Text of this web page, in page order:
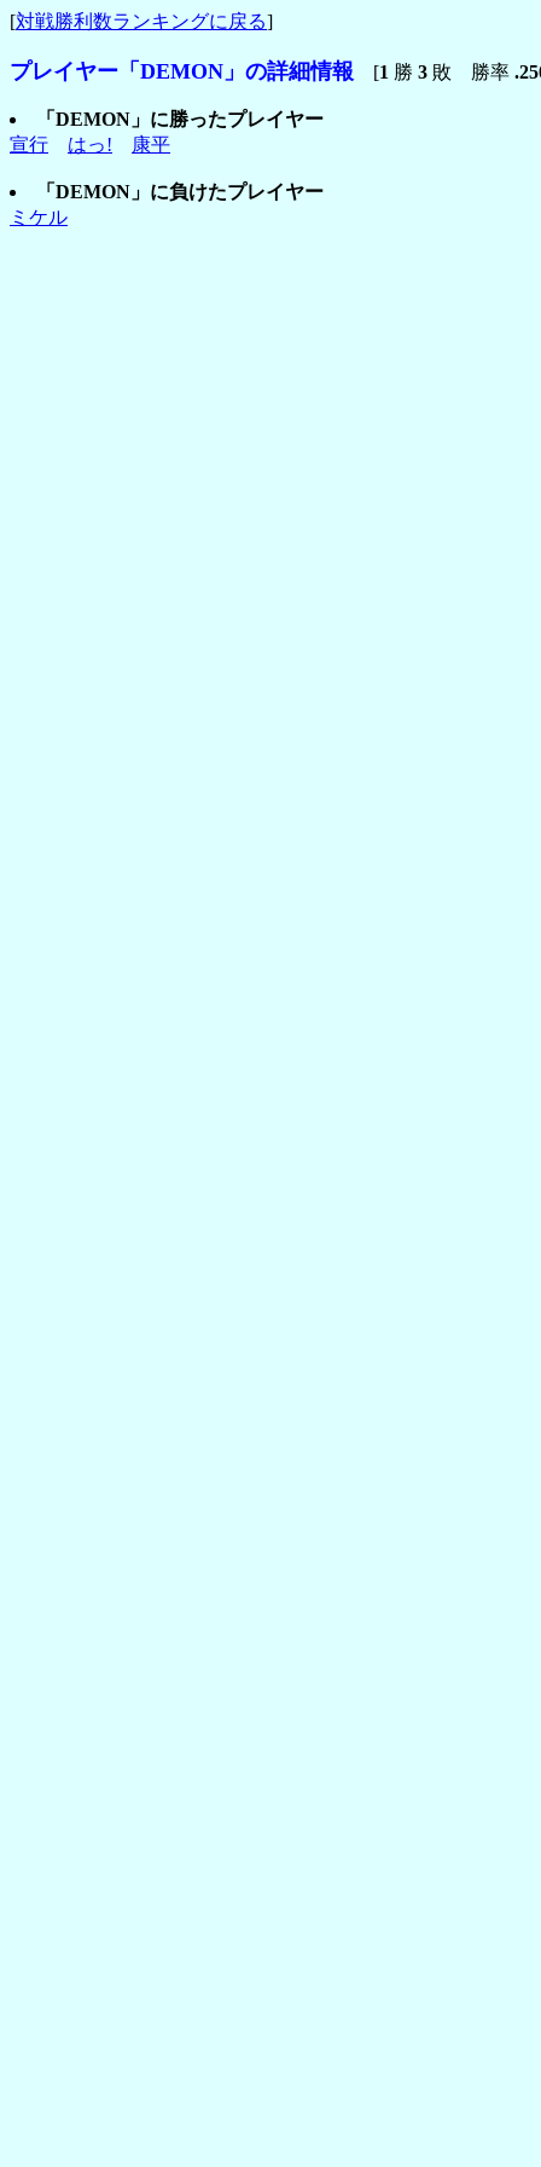
[対戦勝利数ランキングに戻る]
プレイヤー「DEMON」の詳細情報 [1 勝 3 敗 勝率
「DEMON」に勝ったプレイヤー
宣行
はっ! 康平
「DEMON」に負けたプレイヤー
ミケル